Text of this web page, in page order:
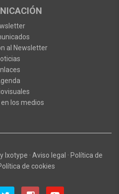
al Newsletter
en los medios
Ixotype · Aviso legal · Política de
de cookies